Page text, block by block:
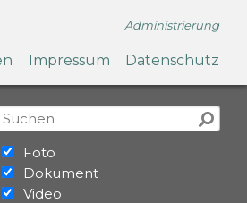
Administrierung
Impressum Datenschutz
Foto
Dokument
Video